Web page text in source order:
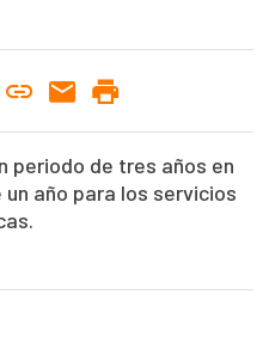
periodo de tres años en
año para los servicios